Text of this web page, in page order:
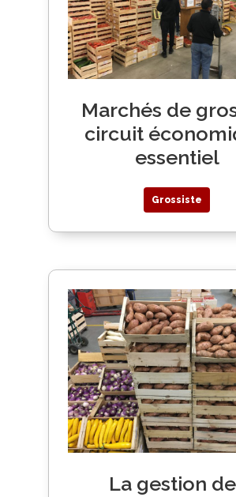
Marchés de
circuit
essentiel
Grossiste
La gestion